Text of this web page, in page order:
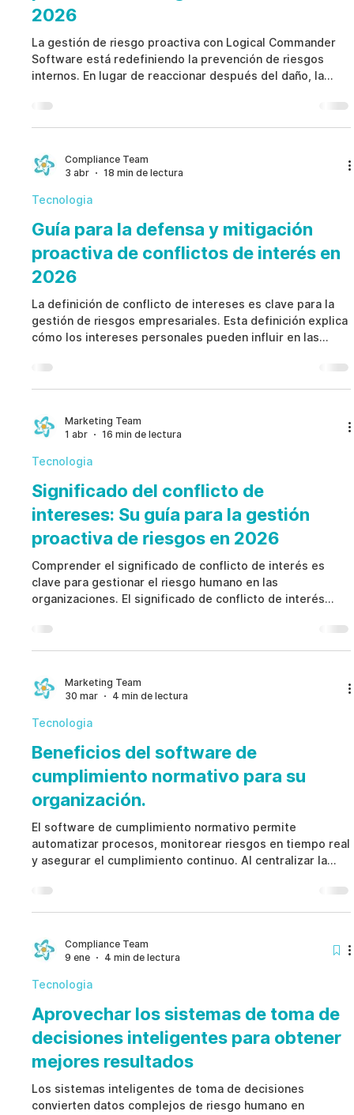
2026
La gestión de riesgo proactiva con Logical Commander
Software está redefiniendo la prevención de riesgos
internos. En lugar de reaccionar después del daño, la
Software permite detectar riesgos anticipadamente.
Esto reduce pérdidas, protege la reputación y fortalece
Commander Software está redefiniendo la prevención de
riesgos internos. En lugar de reaccionar después del
Compliance Team
3 abr
18 min de lectura
Tecnologia
Guía para la defensa y mitigación
proactiva de conflictos de interés en
2026
La definición de conflicto de intereses es clave para la
gestión de riesgos empresariales. Esta definición explica
cómo los intereses personales pueden influir en las
conflicto de intereses permite prevenir pérdidas
financieras, riesgos legales y daños reputacionales.
Marketing Team
1 abr
16 min de lectura
Tecnologia
Significado del conflicto de
intereses: Su guía para la gestión
proactiva de riesgos en 2026
Comprender el significado de conflicto de interés es
clave para gestionar el riesgo humano en las
organizaciones. El significado de conflicto de interés
gobernanza y los resultados financieros. Un enfoque
proactivo permite prevenir fraudes, proteger la
Marketing Team
30 mar
4 min de lectura
Tecnologia
Beneficios del software de
cumplimiento normativo para su
organización.
El software de cumplimiento normativo permite
automatizar procesos, monitorear riesgos en tiempo real
y asegurar el cumplimiento continuo. Al centralizar la
cumplimiento normativo transforma la gestión de riesgos
en una función estratégica, preventiva y orientada a
Compliance Team
9 ene
4 min de lectura
Tecnologia
Aprovechar los sistemas de toma de
decisiones inteligentes para obtener
mejores resultados
Los sistemas inteligentes de toma de decisiones
convierten datos complejos de riesgo humano en